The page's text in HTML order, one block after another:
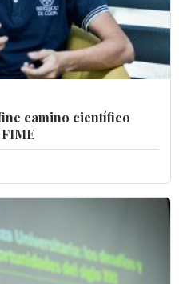
camino científico